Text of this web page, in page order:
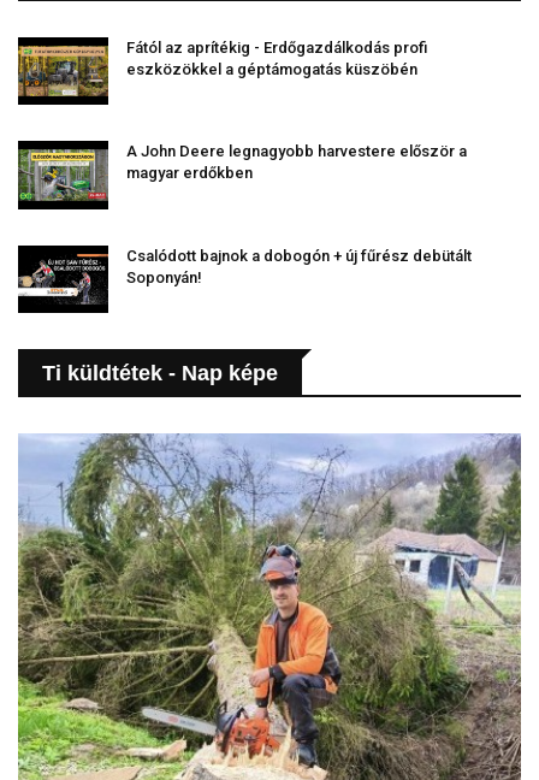
Fától az aprítékig - Erdőgazdálkodás profi
eszközökkel a géptámogatás küszöbén
A John Deere legnagyobb harvestere először a
magyar erdőkben
Csalódott bajnok a dobogón + új fűrész debütált
Soponyán!
Ti küldtétek - Nap képe